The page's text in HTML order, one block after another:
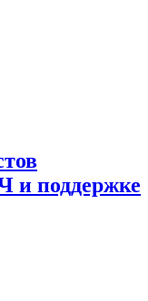
и поддержке